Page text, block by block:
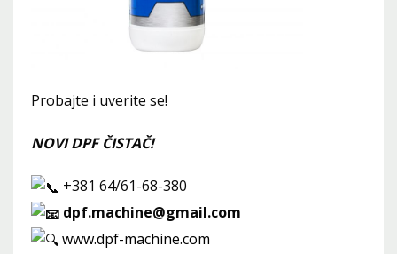
Probajte i uverite se!
NOVI DPF ČISTAČ!
+381 64/61-68-380
dpf.machine@gmail.com
www.dpf-machine.com